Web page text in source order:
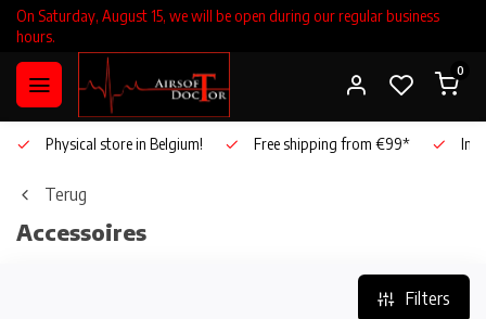
On Saturday, August 15, we will be open during our regular business
hours.
0
Physical store in Belgium! Free shipping from €99*
Terug
Accessoires
Filters